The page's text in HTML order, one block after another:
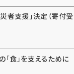
者支援」決定（寄付受
「食」を支えるために